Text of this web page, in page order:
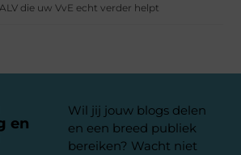
die uw VvE echt verder helpt
en
Wil jij jouw blogs delen
en een breed publiek
bereiken? Wacht niet